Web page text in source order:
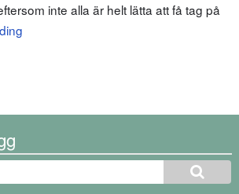
inte alla är helt lätta att få tag på